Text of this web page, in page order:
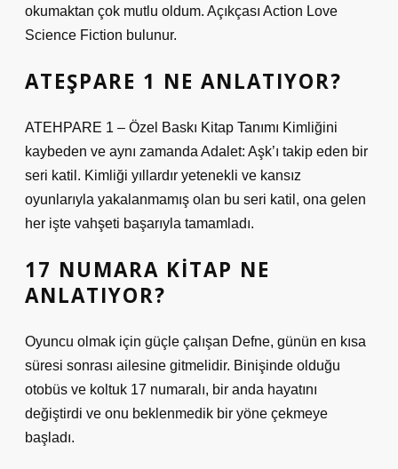
okumaktan çok mutlu oldum. Açıkçası Action Love
Science Fiction bulunur.
ATEŞPARE 1 NE ANLATIYOR?
ATEHPARE 1 – Özel Baskı Kitap Tanımı Kimliğini
kaybeden ve aynı zamanda Adalet: Aşk’ı takip eden bir
seri katil. Kimliği yıllardır yetenekli ve kansız
oyunlarıyla yakalanmamış olan bu seri katil, ona gelen
her işte vahşeti başarıyla tamamladı.
17 NUMARA KITAP NE
ANLATIYOR?
Oyuncu olmak için güçle çalışan Defne, günün en kısa
süresi sonrası ailesine gitmelidir. Binişinde olduğu
otobüs ve koltuk 17 numaralı, bir anda hayatını
değiştirdi ve onu beklenmedik bir yöne çekmeye
başladı.